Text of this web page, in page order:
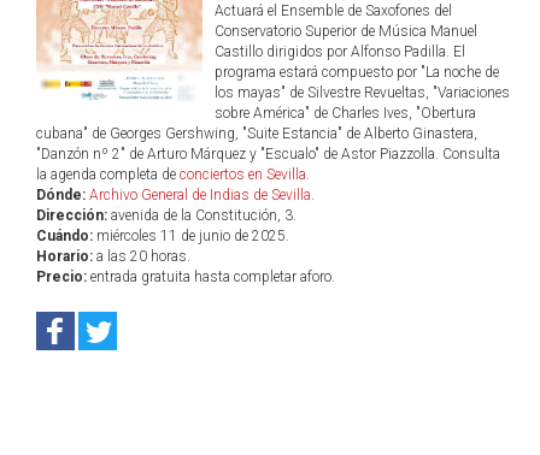
Actuará el Ensemble de Saxofones del
Conservatorio Superior de Música Manuel
Castillo dirigidos por Alfonso Padilla. El
programa estará compuesto por "La noche de
los mayas" de Silvestre Revueltas, "Variaciones
sobre América" de Charles Ives, "Obertura
cubana" de Georges Gershwing, "Suite Estancia" de Alberto Ginastera,
"Danzón nº 2" de Arturo Márquez y "Escualo" de Astor Piazzolla. Consulta
la agenda completa de conciertos en Sevilla.
Dónde: Archivo General de Indias de Sevilla.
Dirección: avenida de la Constitución, 3.
Cuándo: miércoles 11 de junio de 2025.
Horario: a las 20 horas.
Precio: entrada gratuita hasta completar aforo.